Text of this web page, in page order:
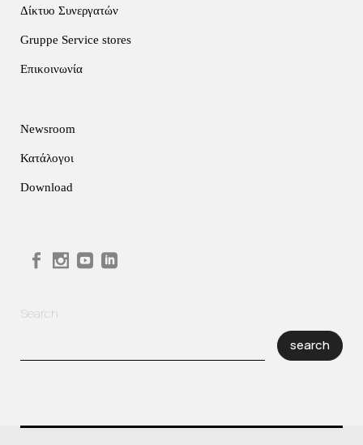
Δίκτυο Συνεργατών
Gruppe Service stores
Επικοινωνία
Newsroom
Κατάλογοι
Download
Search
search